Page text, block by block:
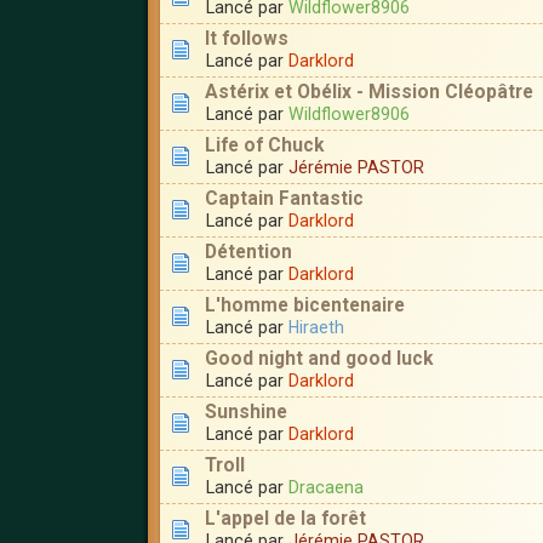
Lancé par Wildflower8906
It follows
Lancé par Darklord
Astérix et Obélix - Mission Cléopâtre
Lancé par Wildflower8906
Life of Chuck
Lancé par Jérémie PASTOR
Captain Fantastic
Lancé par Darklord
Détention
Lancé par Darklord
L'homme bicentenaire
Lancé par Hiraeth
Good night and good luck
Lancé par Darklord
Sunshine
Lancé par Darklord
Troll
Lancé par Dracaena
L'appel de la forêt